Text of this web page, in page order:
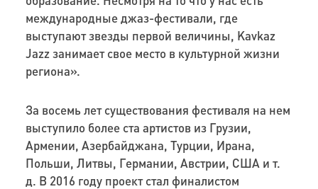
международные джаз-фестивали, где
выступают звезды первой величины, Kavkaz
Jazz занимает свое место в культурной жизни
региона».
За восемь лет существования фестиваля на нем
выступило более ста артистов из Грузии,
Армении, Азербайджана, Турции, Ирана,
Польши, Литвы, Германии, Австрии, США и т.
д. В 2016 году проект стал финалистом